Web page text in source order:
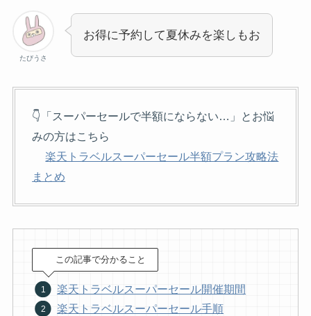
たびうさ
お得に予約して夏休みを楽しもお
👇「スーパーセールで半額にならない…」とお悩
みの方はこちら
楽天トラベルスーパーセール半額プラン攻略法
まとめ
この記事で分かること
楽天トラベルスーパーセール開催期間
楽天トラベルスーパーセール手順